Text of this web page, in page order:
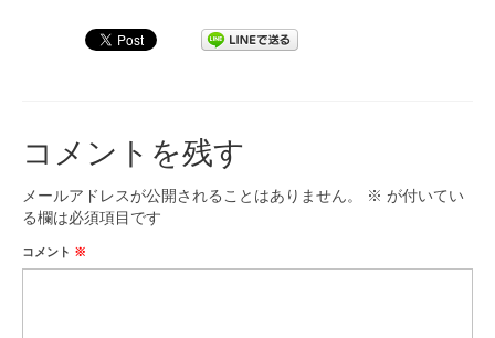
九大フィル特集ページ
コメントを残す
メールアドレスが公開されることはありません。 ※ が付いてい
る欄は必須項目です
コメント ※